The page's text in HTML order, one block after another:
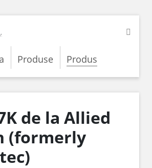
Produse Produs
de la Allied
(formerly